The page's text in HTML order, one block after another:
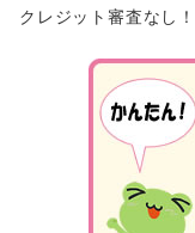
クレジット審査なし